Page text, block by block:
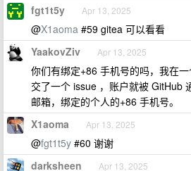
fgt1t5y Apr 13, 2025
@X1aoma #59 gitea 可以看看
YaakovZiv Apr 13, 2025
你们有绑定+86 手机号的吗，我在
交了一个 issue ，账户就被 GitHub
邮箱，绑定的个人的+86 手机号。
X1aoma Apr 13, 2025
@fgt1t5y #60 谢谢
darksheen Apr 13, 2025